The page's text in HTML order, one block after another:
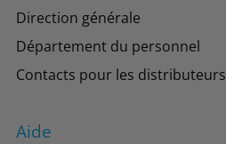
Direction générale
Département du personnel
Contacts pour les distributeurs
Aide